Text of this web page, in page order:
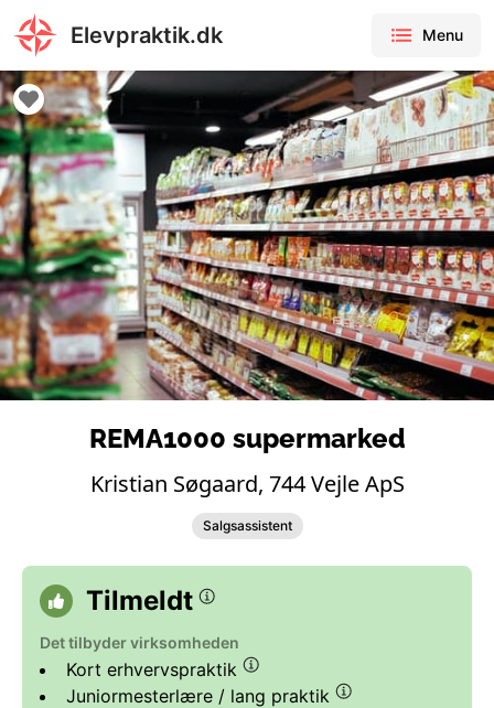
Elevpraktik.dk Menu
REMA1000 supermarked
Kristian Søgaard, 744 Vejle ApS
Salgsassistent
Tilmeldt
Det tilbyder virksomheden
Kort erhvervspraktik
Juniormesterlære / lang praktik